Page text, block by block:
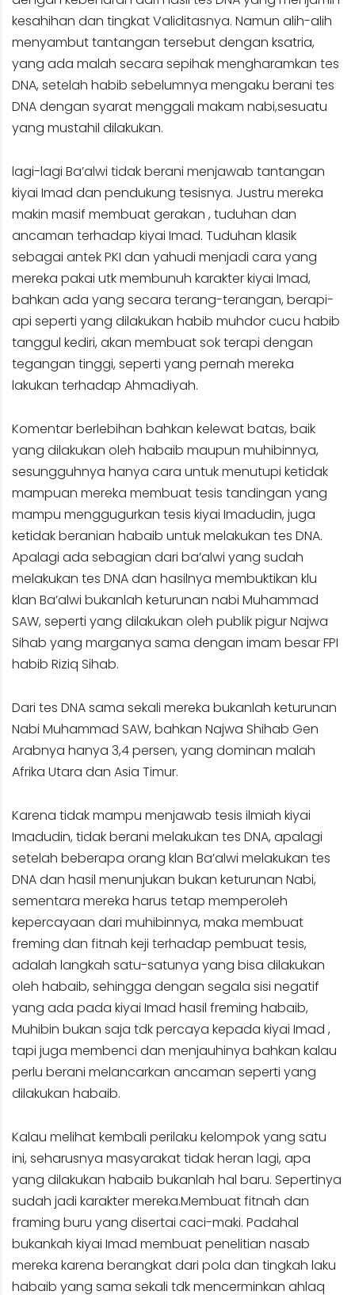
kesahihan dan tingkat Validitasnya. Namun alih-alih
menyambut tantangan tersebut dengan ksatria,
yang ada malah secara sepihak mengharamkan tes
DNA, setelah habib sebelumnya mengaku berani tes
DNA dengan syarat menggali makam nabi,sesuatu
yang mustahil dilakukan.
lagi-lagi Ba’alwi tidak berani menjawab tantangan
kiyai Imad dan pendukung tesisnya. Justru mereka
makin masif membuat gerakan , tuduhan dan
ancaman terhadap kiyai Imad. Tuduhan klasik
sebagai antek PKI dan yahudi menjadi cara yang
mereka pakai utk membunuh karakter kiyai Imad,
bahkan ada yang secara terang-terangan, berapi-
api seperti yang dilakukan habib muhdor cucu habib
tanggul kediri, akan membuat sok terapi dengan
tegangan tinggi, seperti yang pernah mereka
lakukan terhadap Ahmadiyah.
Komentar berlebihan bahkan kelewat batas, baik
yang dilakukan oleh habaib maupun muhibinnya,
sesungguhnya hanya cara untuk menutupi ketidak
mampuan mereka membuat tesis tandingan yang
mampu menggugurkan tesis kiyai Imadudin, juga
ketidak beranian habaib untuk melakukan tes DNA.
Apalagi ada sebagian dari ba’alwi yang sudah
melakukan tes DNA dan hasilnya membuktikan klu
klan Ba’alwi bukanlah keturunan nabi Muhammad
SAW, seperti yang dilakukan oleh publik pigur Najwa
Sihab yang marganya sama dengan imam besar FPI
habib Riziq Sihab.
Dari tes DNA sama sekali mereka bukanlah keturunan
Nabi Muhammad SAW, bahkan Najwa Shihab Gen
Arabnya hanya 3,4 persen, yang dominan malah
Afrika Utara dan Asia Timur.
Karena tidak mampu menjawab tesis ilmiah kiyai
Imadudin, tidak berani melakukan tes DNA, apalagi
setelah beberapa orang klan Ba’alwi melakukan tes
DNA dan hasil menunjukan bukan keturunan Nabi,
sementara mereka harus tetap memperoleh
kepercayaan dari muhibinnya, maka membuat
freming dan fitnah keji terhadap pembuat tesis,
adalah langkah satu-satunya yang bisa dilakukan
oleh habaib, sehingga dengan segala sisi negatif
yang ada pada kiyai Imad hasil freming habaib,
Muhibin bukan saja tdk percaya kepada kiyai Imad ,
tapi juga membenci dan menjauhinya bahkan kalau
perlu berani melancarkan ancaman seperti yang
dilakukan habaib.
Kalau melihat kembali perilaku kelompok yang satu
ini, seharusnya masyarakat tidak heran lagi, apa
yang dilakukan habaib bukanlah hal baru. Sepertinya
sudah jadi karakter mereka.Membuat fitnah dan
framing buru yang disertai caci-maki. Padahal
bukankah kiyai Imad membuat penelitian nasab
mereka karena berangkat dari pola dan tingkah laku
habaib yang sama sekali tdk mencerminkan ahlaq